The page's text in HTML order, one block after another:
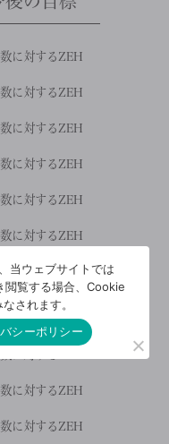
に対するZEH
に対するZEH
に対するZEH
に対するZEH
に対するZEH
に対するZEH
に対するZEH
に対するZEH
に対するZEH
当ウェブサイトでは
閲覧する場合、Cookie
されます。
シーポリシー